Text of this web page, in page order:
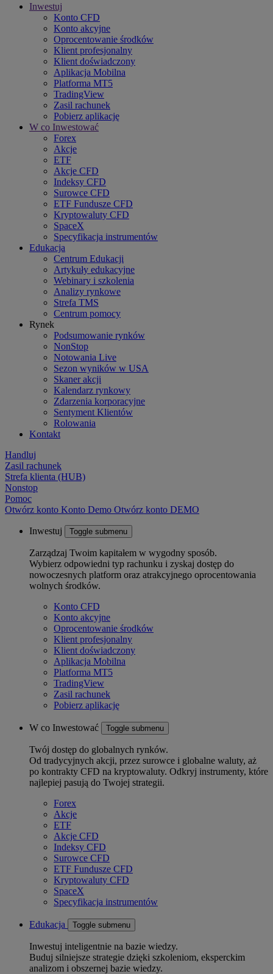
Inwestuj
Konto CFD
Konto akcyjne
Oprocentowanie środków
Klient profesjonalny
Klient doświadczony
Aplikacja Mobilna
Platforma MT5
TradingView
Zasil rachunek
Pobierz aplikację
W co Inwestować
Forex
Akcje
ETF
Akcje CFD
Indeksy CFD
Surowce CFD
ETF Fundusze CFD
Kryptowaluty CFD
SpaceX
Specyfikacja instrumentów
Edukacja
Centrum Edukacji
Artykuły edukacyjne
Webinary i szkolenia
Analizy rynkowe
Strefa TMS
Centrum pomocy
Rynek
Podsumowanie rynków
NonStop
Notowania Live
Sezon wyników w USA
Skaner akcji
Kalendarz rynkowy
Zdarzenia korporacyjne
Sentyment Klientów
Rolowania
Kontakt
Handluj
Zasil rachunek
Strefa klienta (HUB)
Nonstop
Pomoc
Otwórz konto Konto Demo Otwórz konto DEMO
Inwestuj Toggle submenu
Zarządzaj Twoim kapitałem w wygodny sposób.
Wybierz odpowiedni typ rachunku i zyskaj dostęp do
nowoczesnych platform oraz atrakcyjnego oprocentowania
wolnych środków.
Konto CFD
Konto akcyjne
Oprocentowanie środków
Klient profesjonalny
Klient doświadczony
Aplikacja Mobilna
Platforma MT5
TradingView
Zasil rachunek
Pobierz aplikację
W co Inwestować Toggle submenu
Twój dostęp do globalnych rynków.
Od tradycyjnych akcji, przez surowce i globalne waluty, aż
po kontrakty CFD na kryptowaluty. Odkryj instrumenty, które
najlepiej pasują do Twojej strategii.
Forex
Akcje
ETF
Akcje CFD
Indeksy CFD
Surowce CFD
ETF Fundusze CFD
Kryptowaluty CFD
SpaceX
Specyfikacja instrumentów
Edukacja Toggle submenu
Inwestuj inteligentnie na bazie wiedzy.
Buduj silniejsze strategie dzięki szkoleniom, eksperckim
analizom i obszernej bazie wiedzy.